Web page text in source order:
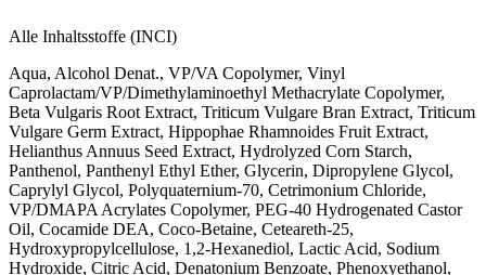
Alle Inhaltsstoffe (INCI)
Aqua, Alcohol Denat., VP/VA Copolymer, Vinyl
Caprolactam/VP/Dimethylaminoethyl Methacrylate Copolymer,
Beta Vulgaris Root Extract, Triticum Vulgare Bran Extract, Triticum
Vulgare Germ Extract, Hippophae Rhamnoides Fruit Extract,
Helianthus Annuus Seed Extract, Hydrolyzed Corn Starch,
Panthenol, Panthenyl Ethyl Ether, Glycerin, Dipropylene Glycol,
Caprylyl Glycol, Polyquaternium-70, Cetrimonium Chloride,
VP/DMAPA Acrylates Copolymer, PEG-40 Hydrogenated Castor
Oil, Cocamide DEA, Coco-Betaine, Ceteareth-25,
Hydroxypropylcellulose, 1,2-Hexanediol, Lactic Acid, Sodium
Hydroxide, Citric Acid, Denatonium Benzoate, Phenoxyethanol,